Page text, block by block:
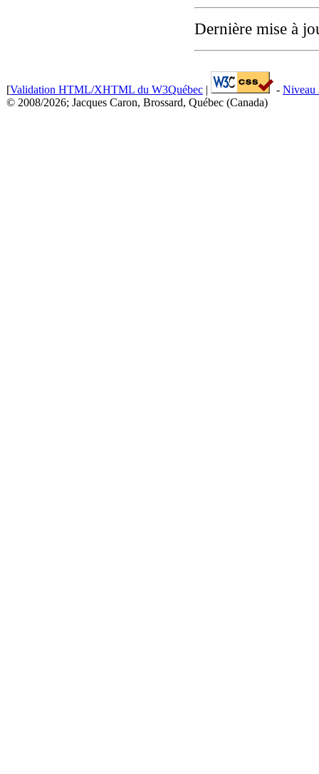
Dernière mise à
[Validation HTML/XHTML du W3Québec | - Niveau
© 2008/2026; Jacques Caron, Brossard, Québec (Canada)